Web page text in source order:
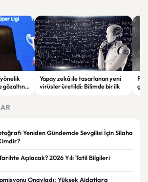
yönelik
gözaltına
Yapay zekâ ile tasarlanan yeni
virüsler üretildi: Bilimde bir ilk
Yeniden Gündemde Sevgilisi İçin Silaha
Açılacak? 2026 Yılı Tatil Bilgileri
Onayladı: Yüksek Aidatlara